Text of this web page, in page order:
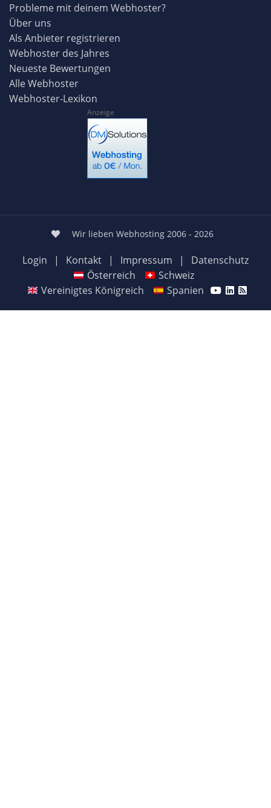
Probleme mit deinem Webhoster?
Über uns
Als Anbieter registrieren
Webhoster des Jahres
Neueste Bewertungen
Alle Webhoster
Webhoster-Lexikon
Anzeige
Wir lieben Webhosting 2006 - 2026
Login | Kontakt | Impressum |
Datenschutz
Österreich
Schweiz
Vereinigtes Königreich
Spanien